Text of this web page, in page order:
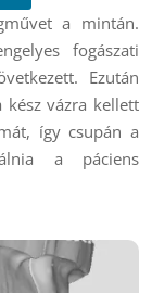
a mintán.
fogászati
Ezután
vázra kellett
így csupán a
a páciens